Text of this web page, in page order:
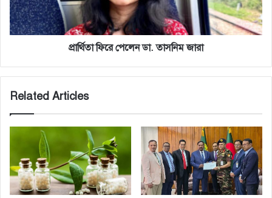
শে
ষ
অ
লে
ন
ডা
ম
প্রার্থিতা ফিরে পেলেন ডা. তাসনিম জারা
Related Articles